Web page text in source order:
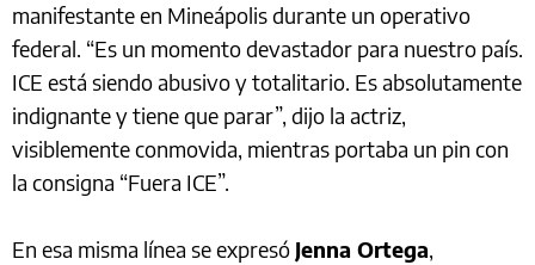
manifestante en Mineápolis durante un operativo
federal. “Es un momento devastador para nuestro país.
ICE está siendo abusivo y totalitario. Es absolutamente
indignante y tiene que parar”, dijo la actriz,
visiblemente conmovida, mientras portaba un pin con
la consigna “Fuera ICE”.
En esa misma línea se expresó Jenna Ortega,